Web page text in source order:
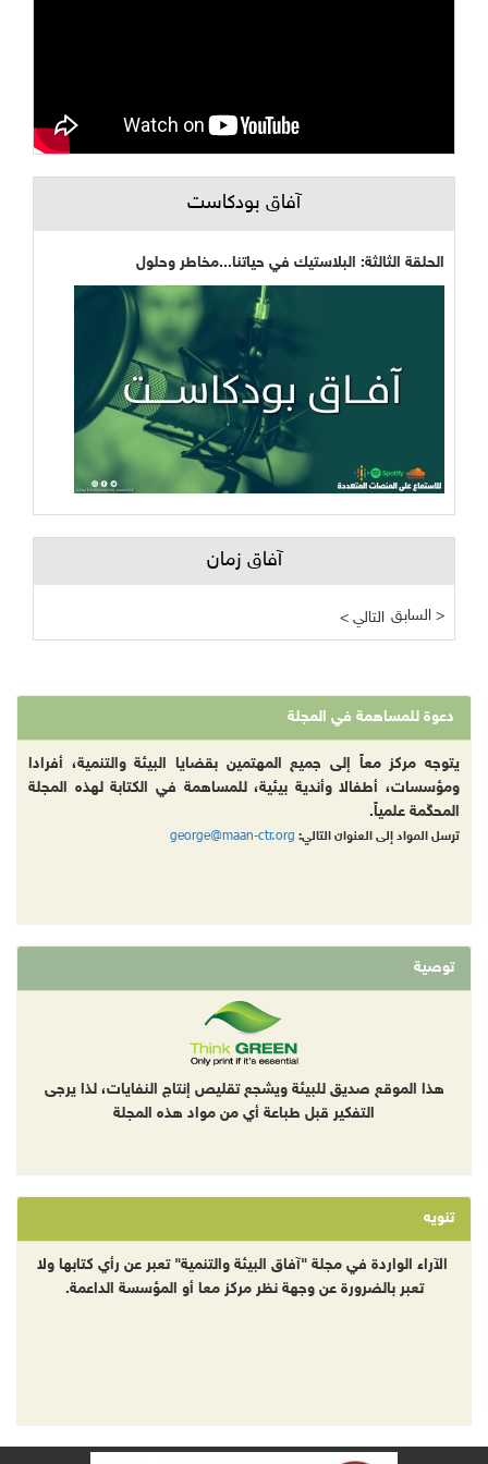
آفاق بودكاست
الحلقة الثالثة: البلاستيك في حياتنا...مخاطر وحلول
آفاق زمان
< التالي السابق >
دعوة للمساهمة في المجلة
يتوجه مركز معاً إلى جميع المهتمين بقضايا البيئة والتنمية، أفرادا
ومؤسسات، أطفالا وأندية بيئية، للمساهمة في الكتابة لهذه المجلة
المحكّمة علمياً.
ترسل المواد إلى العنوان التالي: george@maan-ctr.org
توصية
هذا الموقع صديق للبيئة ويشجع تقليص إنتاج النفايات، لذا يرجى
التفكير قبل طباعة أي من مواد هذه المجلة
تنويه
الآراء الواردة في مجلة "آفاق البيئة والتنمية" تعبر عن رأي كتابها ولا
تعبر بالضرورة عن وجهة نظر مركز معا أو المؤسسة الداعمة.